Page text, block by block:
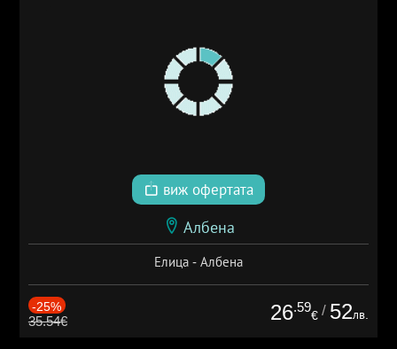
виж офертата
Албена
Елица - Албена
-25%
35.54€ 26.59
€ / 52лв.